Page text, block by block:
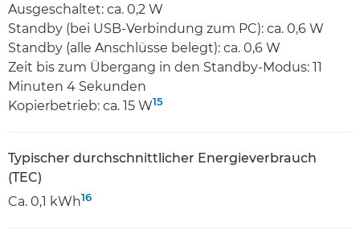
Ausgeschaltet: ca. 0,2 W
Standby (bei USB-Verbindung zum PC): ca. 0,6 W
Standby (alle Anschlüsse belegt): ca. 0,6 W
Zeit bis zum Übergang in den Standby-Modus: 11
Minuten 4 Sekunden
Kopierbetrieb: ca. 15 W15
Typischer durchschnittlicher Energieverbrauch
(TEC)
Ca. 0,1 kWh16